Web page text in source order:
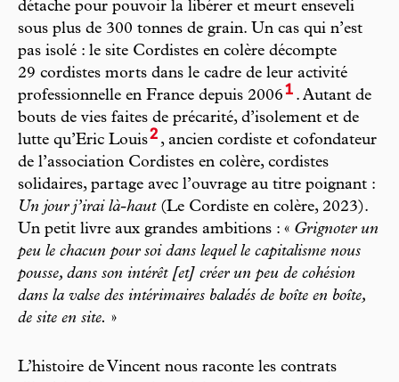
détache pour pouvoir la libérer et meurt enseveli
sous plus de 300 tonnes de grain. Un cas qui n’est
pas isolé : le site Cordistes en colère décompte
29 cordistes morts dans le cadre de leur activité
professionnelle en France depuis 20061 . Autant de
bouts de vies faites de précarité, d’isolement et de
lutte qu’Eric Louis2 , ancien cordiste et cofondateur
de l’association Cordistes en colère, cordistes
solidaires, partage avec l’ouvrage au titre poignant :
Un jour j’irai là-haut(Le Cordiste en colère, 2023).
Un petit livre aux grandes ambitions : « Grignoter un
peu le chacun pour soi dans lequel le capitalisme nous
pousse, dans son intérêt [et] créer un peu de cohésion
dans la valse des intérimaires baladés de boîte en boîte,
de site en site. »
L’histoire de Vincent nous raconte les contrats